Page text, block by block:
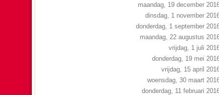
maandag, 19 december
dinsdag, 1 november
donderdag, 1 september
maandag, 22 augustus
vrijdag, 1 juli
donderdag, 19 mei
vrijdag, 15 april
woensdag, 30 maart
donderdag, 11 februari